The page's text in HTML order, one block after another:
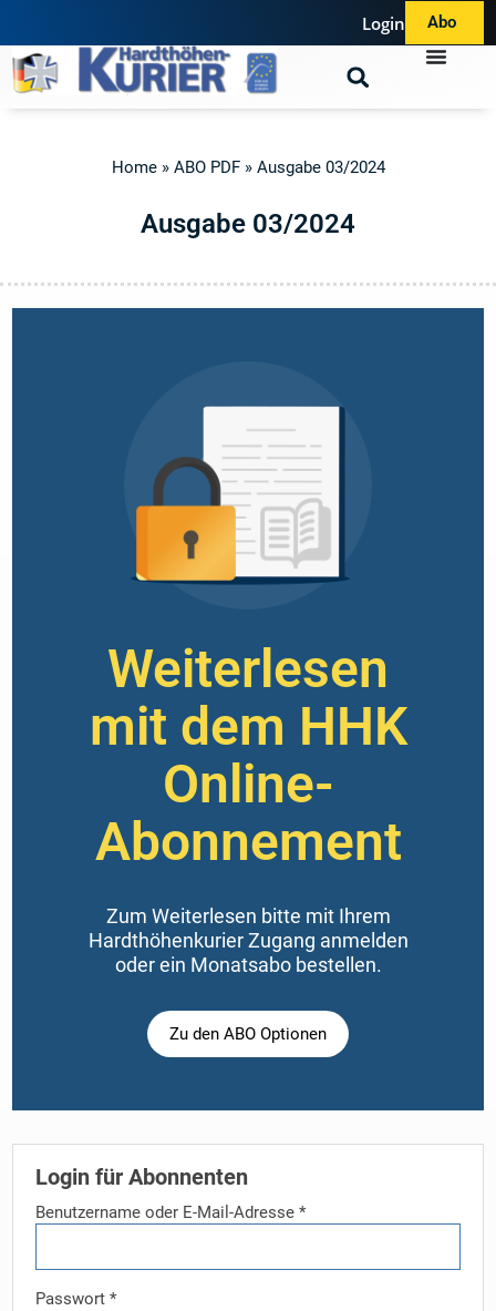
Login Abo
Home» ABO PDF» Ausgabe 03/2024
Ausgabe 03/2024
Weiterlesen
mit dem HHK
Online-
Abonnement
Zum Weiterlesen bitte mit Ihrem
Hardthöhenkurier Zugang anmelden
oder ein Monatsabo bestellen.
Zu den ABO Optionen
Login für Abonnenten
Benutzername oder E-Mail-Adresse*
Passwort*